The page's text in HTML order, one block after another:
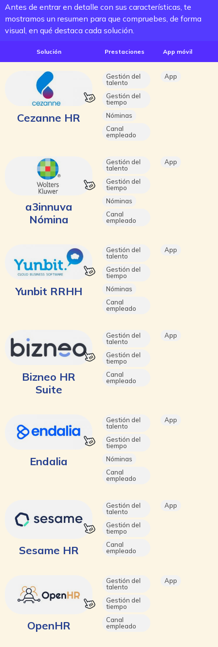
Antes de entrar en detalle con sus características, te
mostramos un resumen para que compruebes, de forma
visual, en qué destaca cada solución.
Solución Prestaciones App móvil
Cezanne HR
Gestión del
talento
Gestión del
tiempo
Nóminas
Canal
empleado
App
a3innuva
Nómina
Gestión del
talento
Gestión del
tiempo
Nóminas
Canal
empleado
App
Yunbit RRHH
Gestión del
talento
Gestión del
tiempo
Nóminas
Canal
empleado
App
Bizneo HR
Suite
Gestión del
talento
Gestión del
tiempo
Canal
empleado
App
Endalia
Gestión del
talento
Gestión del
tiempo
Nóminas
Canal
empleado
App
Sesame HR
Gestión del
talento
Gestión del
tiempo
Canal
empleado
App
OpenHR
Gestión del
talento
Gestión del
tiempo
Canal
empleado
App